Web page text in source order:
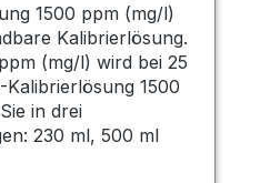
1500 ppm (mg/l)
Kalibrierlösung.
(mg/l) wird bei 25
Kalibrierlösung 1500
in drei
230 ml, 500 ml